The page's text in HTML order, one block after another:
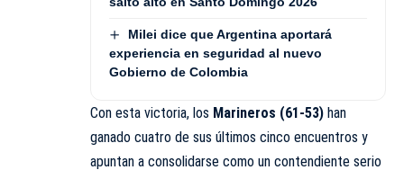
Milei dice que Argentina aportará
experiencia en seguridad al nuevo
Gobierno de Colombia
Con esta victoria, los Marineros (61-53) han
ganado cuatro de sus últimos cinco encuentros y
apuntan a consolidarse como un contendiente serio